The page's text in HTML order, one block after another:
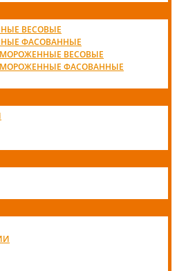
ВЕСОВЫЕ
ФАСОВАННЫЕ
ВЕСОВЫЕ
ФАСОВАННЫЕ